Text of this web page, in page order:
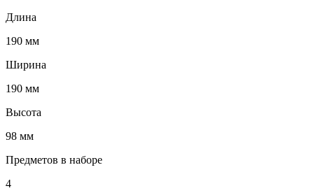
Длина
190 мм
Ширина
190 мм
Высота
98 мм
Предметов в наборе
4